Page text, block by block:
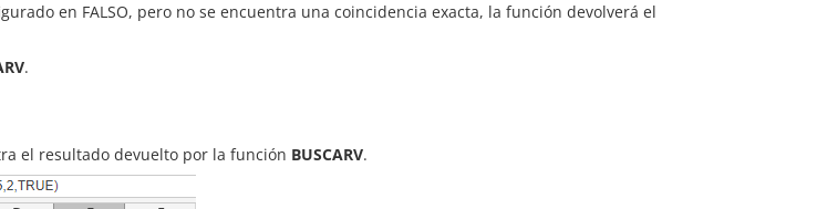
en FALSO, pero no se encuentra una coincidencia exacta, la función devolverá el
.
el resultado devuelto por la función BUSCARV.